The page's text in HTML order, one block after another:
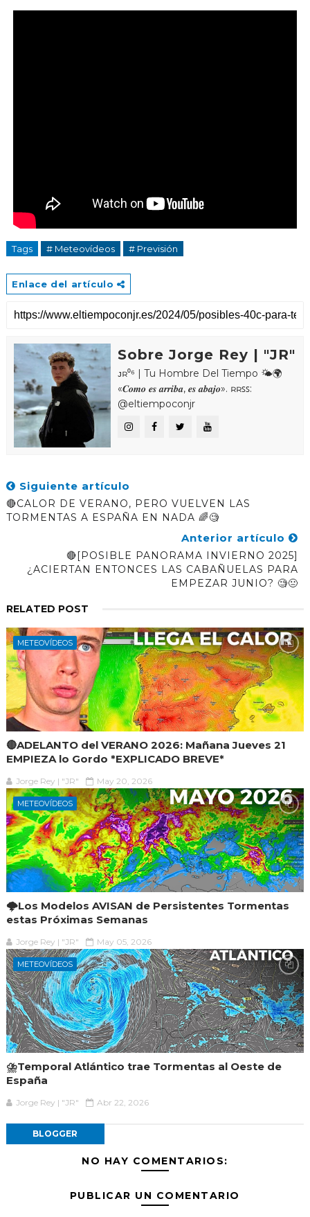
Tags # Meteovídeos # Previsión
Enlace del artículo
Sobre Jorge Rey | "JR"
ᴊʀ⁰⁶ | Tu Hombre Del Tiempo 🌤🌍
«𝑪𝒐𝒎𝒐 𝒆𝒔 𝒂𝒓𝒓𝒊𝒃𝒂, 𝒆𝒔 𝒂𝒃𝒂𝒋𝒐». ʀʀꜱꜱ:
@eltiempoconjr
Siguiente artículo
🔴CALOR DE VERANO, PERO VUELVEN LAS
TORMENTAS A ESPAÑA EN NADA 🌈🧐
Anterior artículo
🔴[POSIBLE PANORAMA INVIERNO 2025]
¿ACIERTAN ENTONCES LAS CABAÑUELAS PARA
EMPEZAR JUNIO? 🧐😐
RELATED POST
METEOVÍDEOS
🔴ADELANTO del VERANO 2026: Mañana Jueves 21
EMPIEZA lo Gordo *EXPLICADO BREVE*
Jorge Rey | "JR" May 20, 2026
METEOVÍDEOS
🌩️Los Modelos AVISAN de Persistentes Tormentas
estas Próximas Semanas
Jorge Rey | "JR" May 05, 2026
METEOVÍDEOS
⛈️Temporal Atlántico trae Tormentas al Oeste de
España
Jorge Rey | "JR" Abr 22, 2026
BLOGGER
NO HAY COMENTARIOS:
PUBLICAR UN COMENTARIO